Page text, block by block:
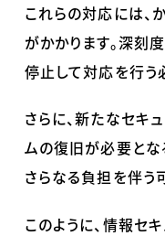
これらの対応には、
がかかります。深刻
停止して対応を行う
さらに、新たなセキ
ムの復旧が必要とな
さらなる負担を伴う
このように、情報セ